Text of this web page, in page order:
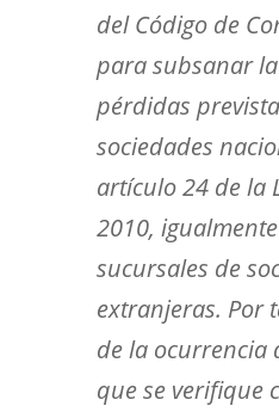
del Código de
para subsanar
pérdidas
sociedades
artículo 24 de la
2010,
sucursales de
extranjeras. Por
de la ocurrencia
que se verifique